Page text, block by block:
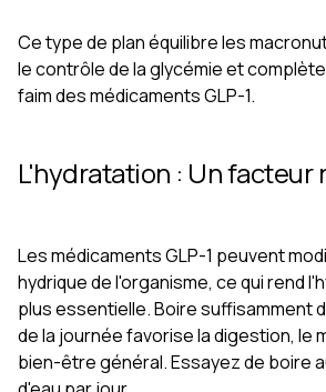
Ce type de plan équilibre les
le contrôle de la glycémie et
faim des médicaments GLP-1.
L'hydratation : Un facteur
Les médicaments GLP-1 peuvent
hydrique de l'organisme, ce qui rend
plus essentielle. Boire suffisamment
de la journée favorise la digestion, le
bien-être général. Essayez de boire